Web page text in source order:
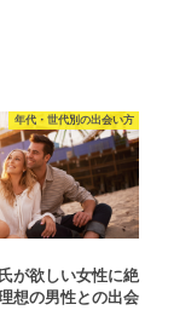
年代・世代別の出会い方
が欲しい女性に絶
想の男性との出会